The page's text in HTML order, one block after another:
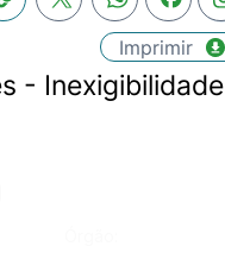
Imprimir
- Inexigibilidade